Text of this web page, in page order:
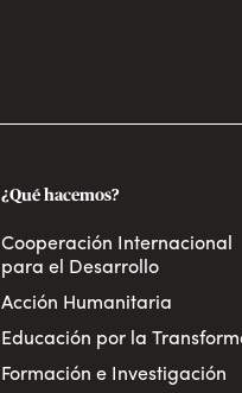
¿Qué hacemos?
Cooperación Internacional
para el Desarrollo
Acción Humanitaria
Educación por la
Formación e Investigación